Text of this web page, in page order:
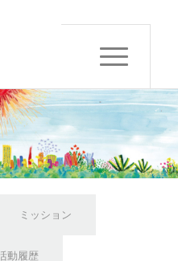
ミッション
動履歴